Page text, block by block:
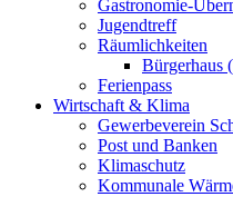
Gastronomie-
Jugendtreff
Räumlichkeiten
Bürgerhaus
Ferienpass
Wirtschaft & Klima
Gewerbeverein
Post und Banken
Klimaschutz
Kommunale